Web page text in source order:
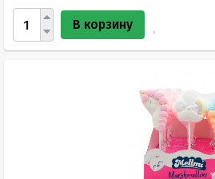
В корзину